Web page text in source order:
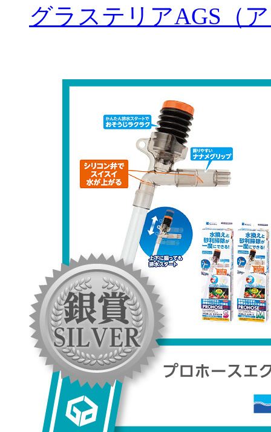
グラステリアAGS（